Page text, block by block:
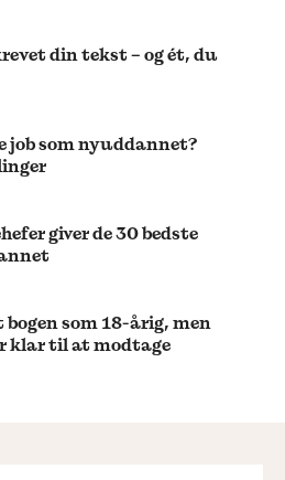
din tekst – og ét, du
job som nyuddannet?
giver de 30 bedste
som 18-årig, men
klar til at modtage